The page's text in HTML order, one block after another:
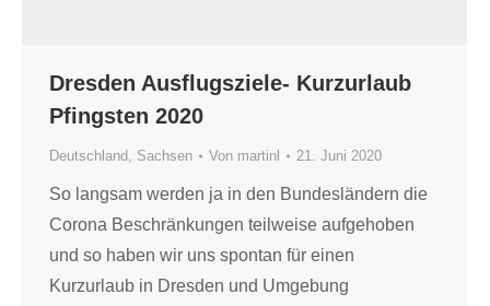
Dresden Ausflugsziele- Kurzurlaub
Pfingsten 2020
Deutschland, Sachsen Von martinl 21. Juni 2020
So langsam werden ja in den Bundesländern die
Corona Beschränkungen teilweise aufgehoben
und so haben wir uns spontan für einen
Kurzurlaub in Dresden und Umgebung